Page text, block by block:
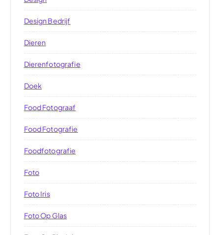
Design Bedrijf
Dieren
Dierenfotografie
Doek
Food Fotograaf
Food Fotografie
Foodfotografie
Foto
Foto Iris
Foto Op Glas